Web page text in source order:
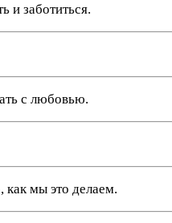
и заботиться.
с любовью.
как мы это делаем.